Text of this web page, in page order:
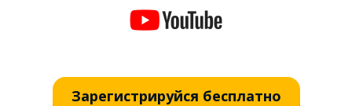
Зарегистрируйся бесплатно